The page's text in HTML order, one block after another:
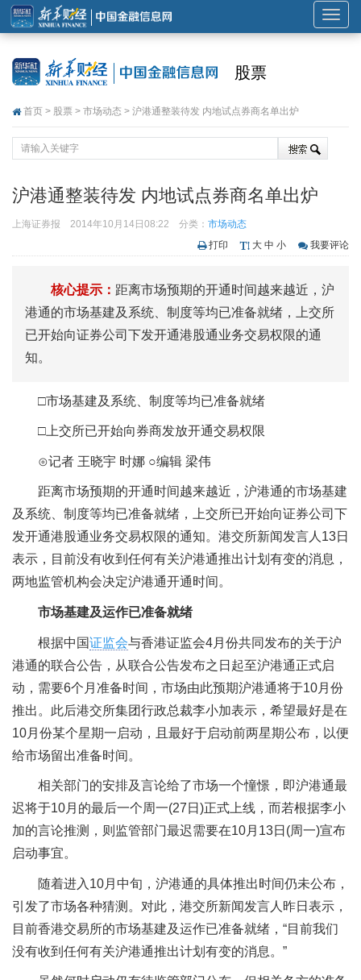
展
开
股票
首页 > 股票 > 市场动态 > 沪港通整装待发 内地试点券商名单出炉
沪港通整装待发 内地试点券商名单出炉
上海证券报 2014年10月14日08:22 分类： 市场动态
打印
大 中 小 我要评论
核心提示： 距离市场预期的开通时间越来越近，沪
港通的市场基建及系统、制度等均已准备就绪，上交所
已开始向证券公司下发开通港股通业务交易权限的通
知。
□市场基建及系统、制度等均已准备就绪
□上交所已开始向券商发放开通交易权限
⊙记者 王晓宇 时娜 ○编辑 梁伟
距离市场预期的开通时间越来越近，沪港通的市场基建
及系统、制度等均已准备就绪，上交所已开始向证券公司下
发开通港股通业务交易权限的通知。港交所新闻发言人13日
表示，目前没有收到任何有关沪港通推出计划有变的消息，
两地监管机构会决定沪港通开通时间。
市场基建及运作已准备就绪
根据中国证监会与香港证监会4月份共同发布的关于沪
港通的联合公告，从联合公告发布之日起至沪港通正式启
动，需要6个月准备时间，市场由此预期沪港通将于10月份
推出。此后港交所集团行政总裁李小加表示，希望最好是在
10月份某个星期一启动，且最好于启动前两星期公布，以便
给市场留出准备时间。
相关部门的安排及言论给了市场一个憧憬，即沪港通最
迟将于10月的最后一个周一(27日)正式上线，而若根据李小
加的言论推测，则监管部门最迟需要在10月13日(周一)宣布
启动事宜。
随着进入10月中旬，沪港通的具体推出时间仍未公布，
引发了市场各种猜测。对此，港交所新闻发言人昨日表示，
目前香港交易所的市场基建及运作已准备就绪，“目前我们
没有收到任何有关沪港通推出计划有变的消息。”